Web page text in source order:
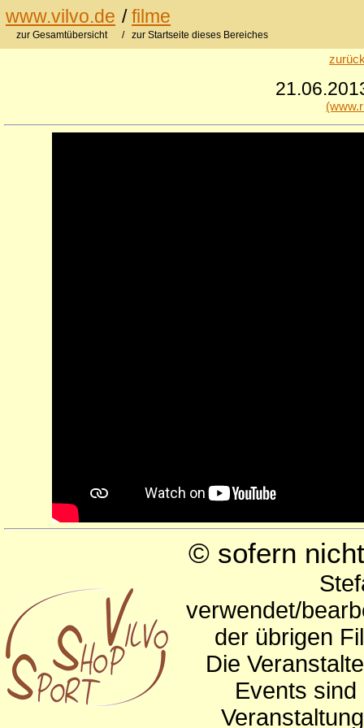
www.vilvo.de /filme
zur Gesamtübersicht / zur Startseite dieses Bereiches
© sofern
verwendet/
der übrigen
Die
Events